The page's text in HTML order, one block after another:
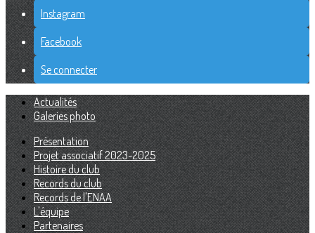
Instagram
Facebook
Se connecter
Actualités
Galeries photo
Présentation
Projet associatif 2023-2025
Histoire du club
Records du club
Records de l'ENAA
L'équipe
Partenaires